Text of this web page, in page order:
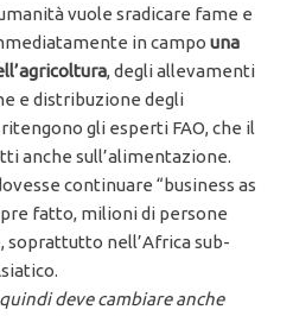
vuole sradicare fame e
in campo una
, degli allevamenti
e distribuzione degli
gli esperti FAO, che il
anche sull’alimentazione.
continuare “business as
fatto, milioni di persone
soprattutto nell’Africa sub-
deve cambiare anche